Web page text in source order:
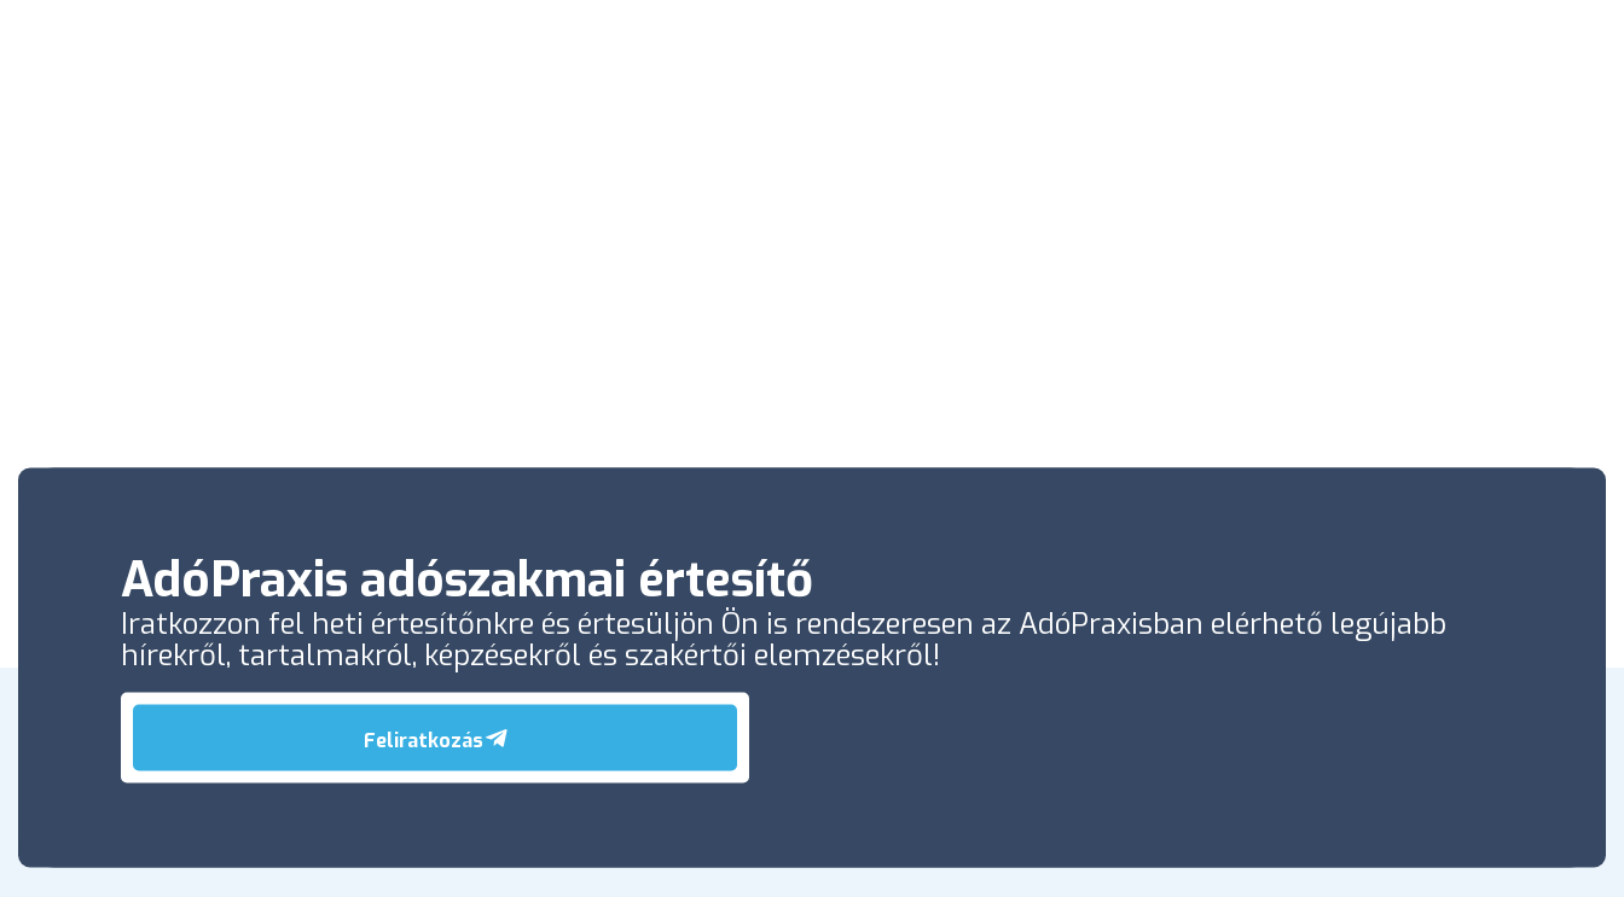
AdóPraxis adószakmai értesítő
Iratkozzon fel heti értesítőnkre és értesüljön Ön is rendszeresen az AdóPraxisban elérhető legújabb
hírekről, tartalmakról, képzésekről és szakértői elemzésekről!
Feliratkozás